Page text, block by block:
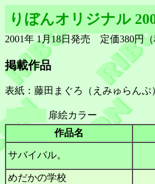
りぼんオリジナル
2001年 1月18日発売 定価380円
掲載作品
表紙：藤田まぐろ（えみゅらんぷ
扉絵カラー
作品名
サバイバル。
めだかの学校